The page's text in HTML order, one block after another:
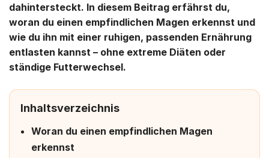
dahintersteckt. In diesem Beitrag erfährst du,
woran du einen empfindlichen Magen erkennst und
wie du ihn mit einer ruhigen, passenden Ernährung
entlasten kannst – ohne extreme Diäten oder
ständige Futterwechsel.
Inhaltsverzeichnis
Woran du einen empfindlichen Magen
erkennst